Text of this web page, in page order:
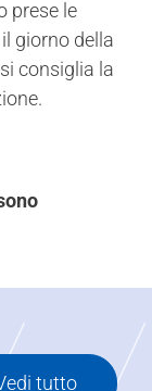
prese le
giorno della
consiglia la
tutto